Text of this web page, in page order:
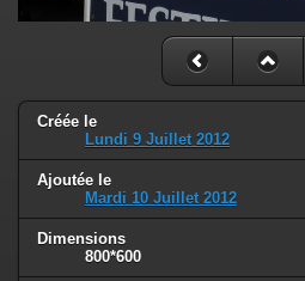
Créée le
Lundi 9 Juillet 2012
Ajoutée le
Mardi 10 Juillet 2012
Dimensions
800*600